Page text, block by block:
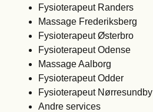
Fysioterapeut Randers
Massage Frederiksberg
Fysioterapeut Østerbro
Fysioterapeut Odense
Massage Aalborg
Fysioterapeut Odder
Fysioterapeut Nørresundby
Andre services